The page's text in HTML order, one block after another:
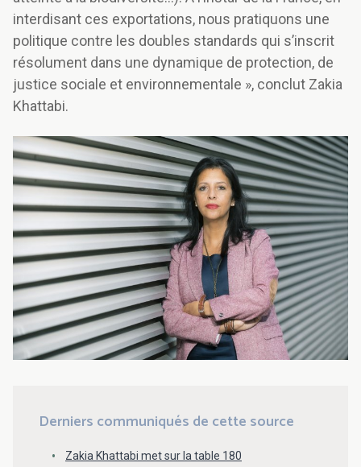
interdisant ces exportations, nous pratiquons une
politique contre les doubles standards qui s’inscrit
résolument dans une dynamique de protection, de
justice sociale et environnementale », conclut Zakia
Khattabi.
Derniers communiqués de cette source
Zakia Khattabi met sur la table 180